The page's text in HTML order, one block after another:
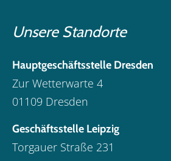
Unsere Standorte
Hauptgeschäftsstelle Dresden
Zur Wetterwarte 4
01109 Dresden
Geschäftsstelle Leipzig
Torgauer Straße 231